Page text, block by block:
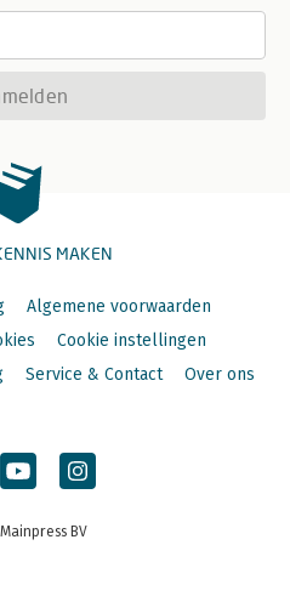
MAKEN
Algemene voorwaarden
Cookie instellingen
Service & Contact Over ons
BV